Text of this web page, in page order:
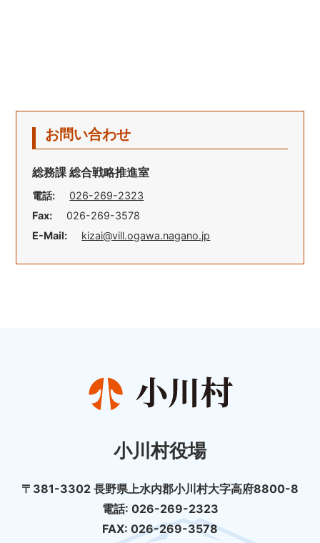
お問い合わせ
総務課 総合戦略推進室
電話:
026-269-2323
Fax:
026-269-3578
E-Mail:
kizai@vill.ogawa.nagano.jp
小川村役場
〒381-3302 長野県上水内郡小川村大字高府8800-8
電話: 026-269-2323
FAX: 026-269-3578